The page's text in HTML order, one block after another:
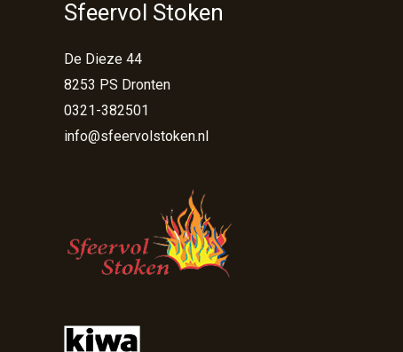
Sfeervol Stoken
De Dieze 44
8253 PS Dronten
0321-382501
info@sfeervolstoken.nl